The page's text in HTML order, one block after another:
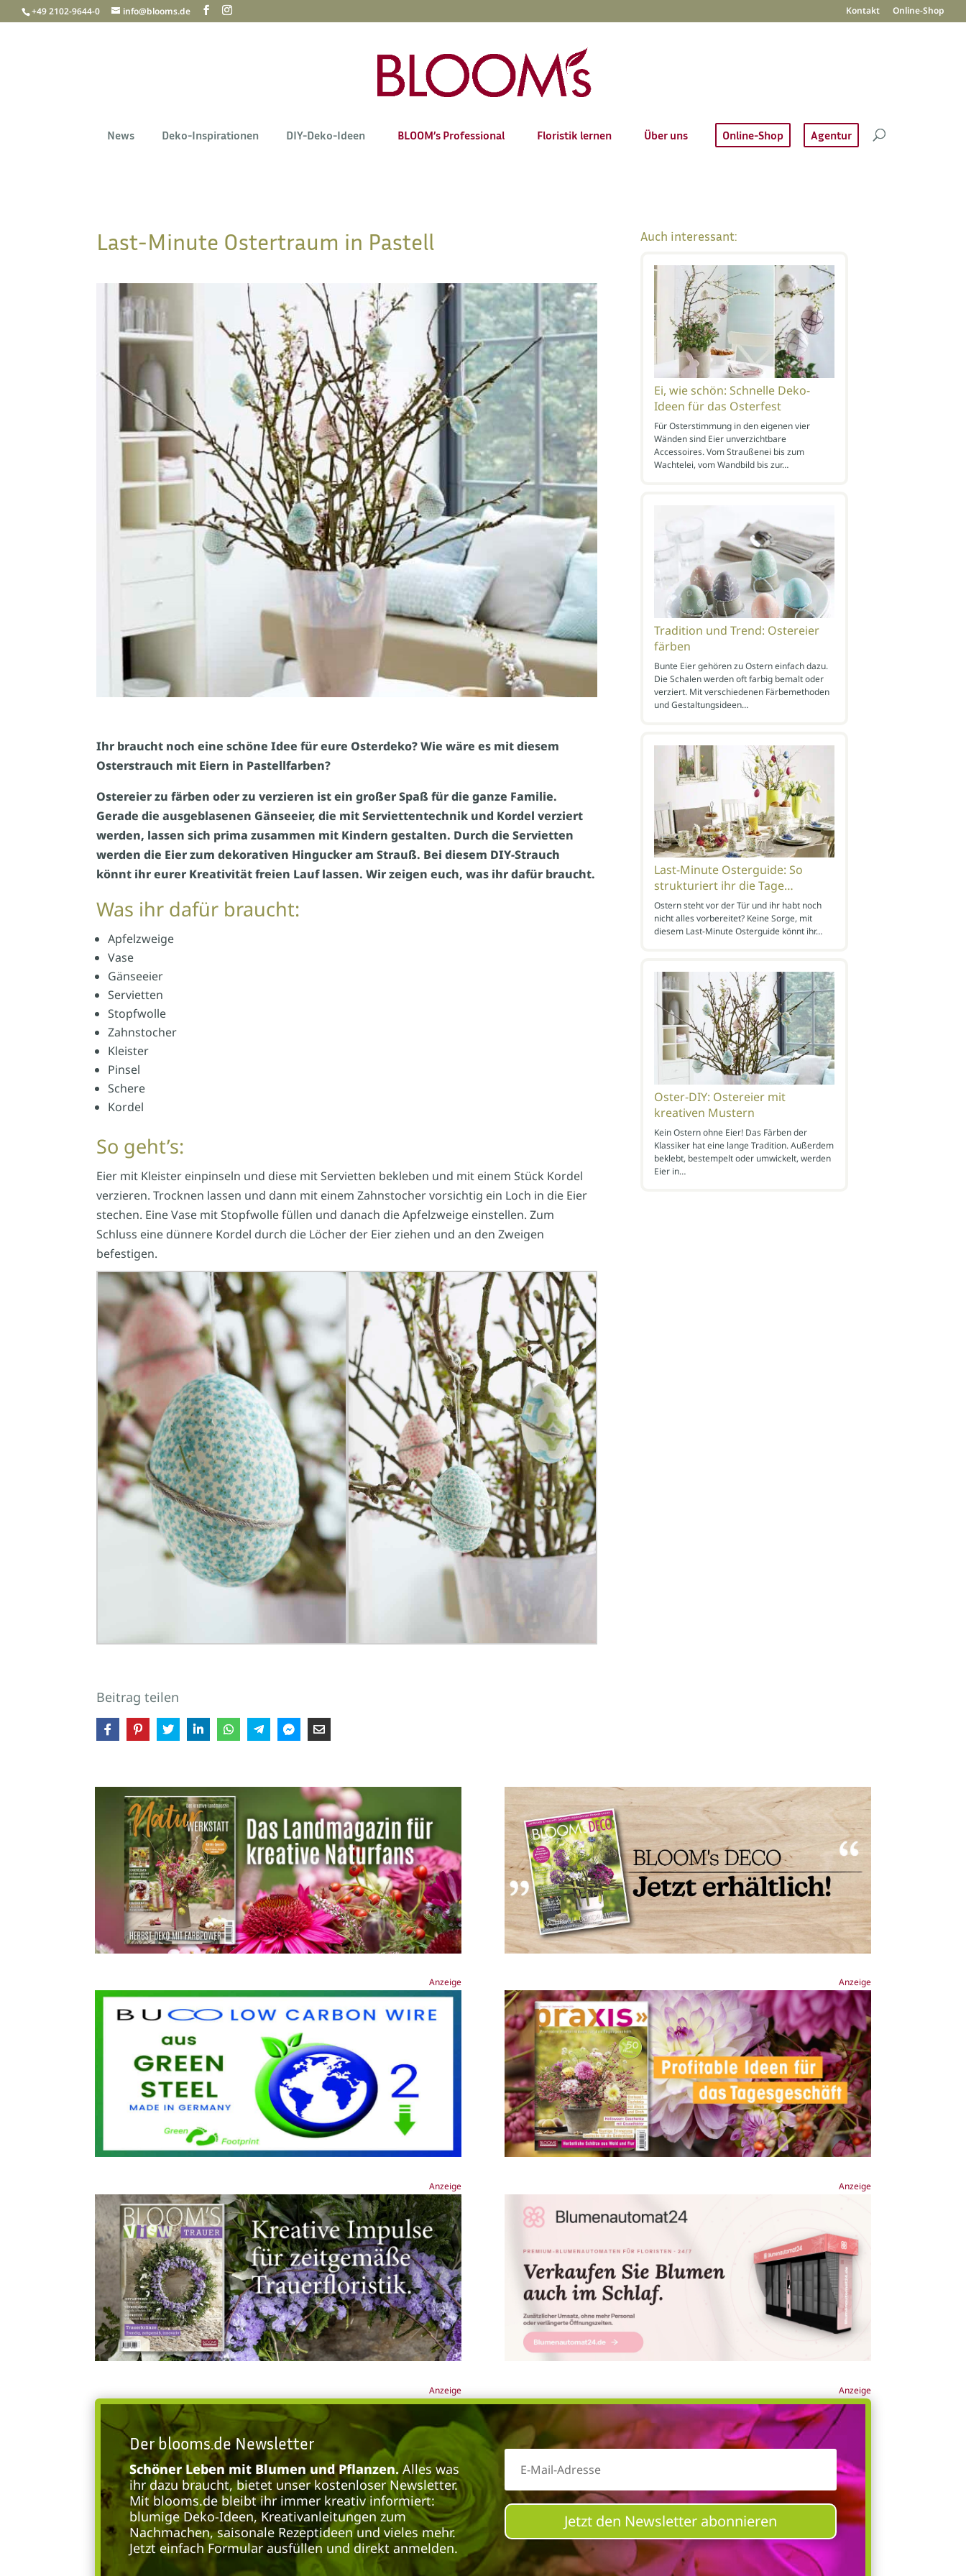
+49 2102-9644-0 info@blooms.de Kontakt Online-Shop
News Deko-Inspirationen DIY-Deko-Ideen BLOOM’s Professional Floristik lernen Über uns Online-Shop Agentur
Last-Minute Ostertraum in Pastell
Ihr braucht noch eine schöne Idee für eure Osterdeko? Wie wäre es mit diesem
Osterstrauch mit Eiern in Pastellfarben?
Ostereier zu färben oder zu verzieren ist ein großer Spaß für die ganze Familie.
Gerade die ausgeblasenen Gänseeier, die mit Serviettentechnik und Kordel verziert
werden, lassen sich prima zusammen mit Kindern gestalten. Durch die Servietten
werden die Eier zum dekorativen Hingucker am Strauß. Bei diesem DIY-Strauch
könnt ihr eurer Kreativität freien Lauf lassen. Wir zeigen euch, was ihr dafür braucht.
Was ihr dafür braucht:
Apfelzweige
Vase
Gänseeier
Servietten
Stopfwolle
Zahnstocher
Kleister
Pinsel
Schere
Kordel
So geht’s:
Eier mit Kleister einpinseln und diese mit Servietten bekleben und mit einem Stück Kordel
verzieren. Trocknen lassen und dann mit einem Zahnstocher vorsichtig ein Loch in die Eier
stechen. Eine Vase mit Stopfwolle füllen und danach die Apfelzweige einstellen. Zum
Schluss eine dünnere Kordel durch die Löcher der Eier ziehen und an den Zweigen
befestigen.
Beitrag teilen
Auch interessant:
Ei, wie schön: Schnelle Deko-
Ideen für das Osterfest
Für Osterstimmung in den eigenen vier
Wänden sind Eier unverzichtbare
Accessoires. Vom Straußenei bis zum
Wachtelei, vom Wandbild bis zur…
Tradition und Trend: Ostereier
färben
Bunte Eier gehören zu Ostern einfach dazu.
Die Schalen werden oft farbig bemalt oder
verziert. Mit verschiedenen Färbemethoden
und Gestaltungsideen…
Last-Minute Osterguide: So
strukturiert ihr die Tage…
Ostern steht vor der Tür und ihr habt noch
nicht alles vorbereitet? Keine Sorge, mit
diesem Last-Minute Osterguide könnt ihr…
Oster-DIY: Ostereier mit
kreativen Mustern
Kein Ostern ohne Eier! Das Färben der
Klassiker hat eine lange Tradition. Außerdem
beklebt, bestempelt oder umwickelt, werden
Eier in…
Anzeige Anzeige
Anzeige Anzeige
Anzeige Anzeige
Der blooms.de Newsletter
Schöner Leben mit Blumen und Pflanzen.Alles was
ihr dazu braucht, bietet unser kostenloser Newsletter.
Mit blooms.de bleibt ihr immer kreativ informiert:
blumige Deko-Ideen, Kreativanleitungen zum
Nachmachen, saisonale Rezeptideen und vieles mehr.
Jetzt einfach Formular ausfüllen und direkt anmelden.
Jetzt den Newsletter abonnieren